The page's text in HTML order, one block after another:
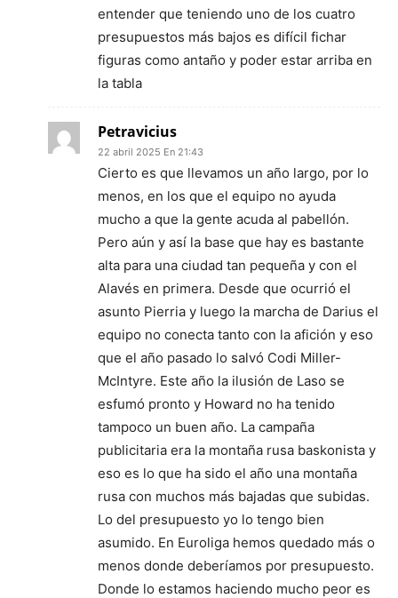
entender que teniendo uno de los cuatro
presupuestos más bajos es difícil fichar
figuras como antaño y poder estar arriba en
la tabla
Petravicius
22 abril 2025 En 21:43
Cierto es que llevamos un año largo, por lo
menos, en los que el equipo no ayuda
mucho a que la gente acuda al pabellón.
Pero aún y así la base que hay es bastante
alta para una ciudad tan pequeña y con el
Alavés en primera. Desde que ocurrió el
asunto Pierria y luego la marcha de Darius el
equipo no conecta tanto con la afición y eso
que el año pasado lo salvó Codi Miller-
McIntyre. Este año la ilusión de Laso se
esfumó pronto y Howard no ha tenido
tampoco un buen año. La campaña
publicitaria era la montaña rusa baskonista y
eso es lo que ha sido el año una montaña
rusa con muchos más bajadas que subidas.
Lo del presupuesto yo lo tengo bien
asumido. En Euroliga hemos quedado más o
menos donde deberíamos por presupuesto.
Donde lo estamos haciendo mucho peor es